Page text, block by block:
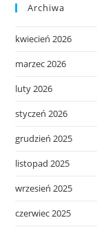
Archiwa
kwiecień 2026
marzec 2026
luty 2026
styczeń 2026
grudzień 2025
listopad 2025
wrzesień 2025
czerwiec 2025